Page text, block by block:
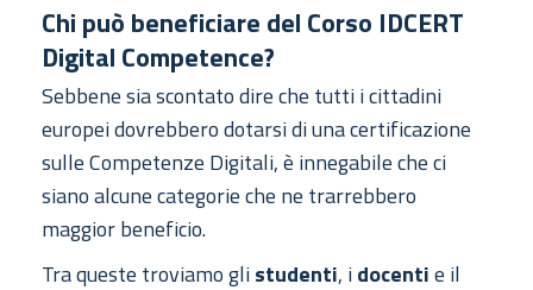
Chi può beneficiare del Corso IDCERT
Digital Competence?
Sebbene sia scontato dire che tutti i cittadini
europei dovrebbero dotarsi di una certificazione
sulle Competenze Digitali, è innegabile che ci
siano alcune categorie che ne trarrebbero
maggior beneficio.
Tra queste troviamo glistudenti, idocentie il